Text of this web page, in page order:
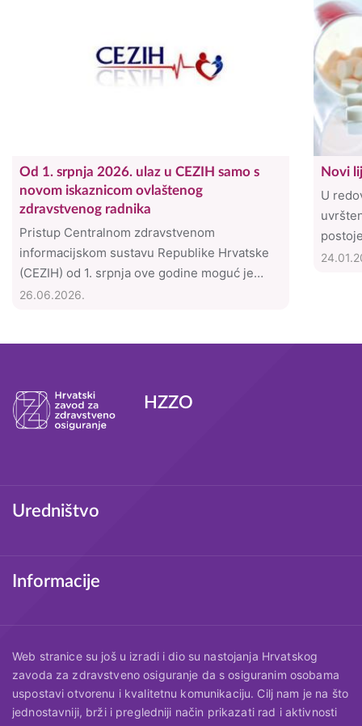
Od 1. srpnja 2026. ulaz u CEZIH samo s
novom iskaznicom ovlaštenog
zdravstvenog radnika
Pristup Centralnom zdravstvenom
informacijskom sustavu Republike Hrvatske
(CEZIH) od 1. srpnja ove godine moguć je
isključivo putem novih iskaznica ovlaštenog
26.06.2026.
Novi
U
Podnožje
HZZO
Uredništvo
Informacije
Web stranice su još u izradi i dio su nastojanja Hrvatskog
zavoda za zdravstveno osiguranje da s osiguranim osobama
uspostavi otvorenu i kvalitetnu komunikaciju. Cilj nam je na što
jednostavniji, brži i pregledniji način prikazati rad i aktivnosti